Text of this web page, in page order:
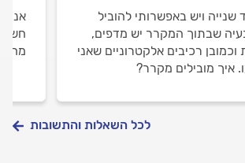
ויש באפשרותי להוביל
שבתוך המקרר יש מדפים,
וכמובן רכיבים אלקטרוניים שאני
איך מובילים מקרר?
אני
לכל השאלות והתשובות